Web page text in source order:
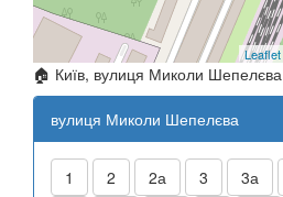
Leaflet
🏠 Київ, вулиця Миколи
вулиця Миколи Шепелєва
1 2 2а 3 3а